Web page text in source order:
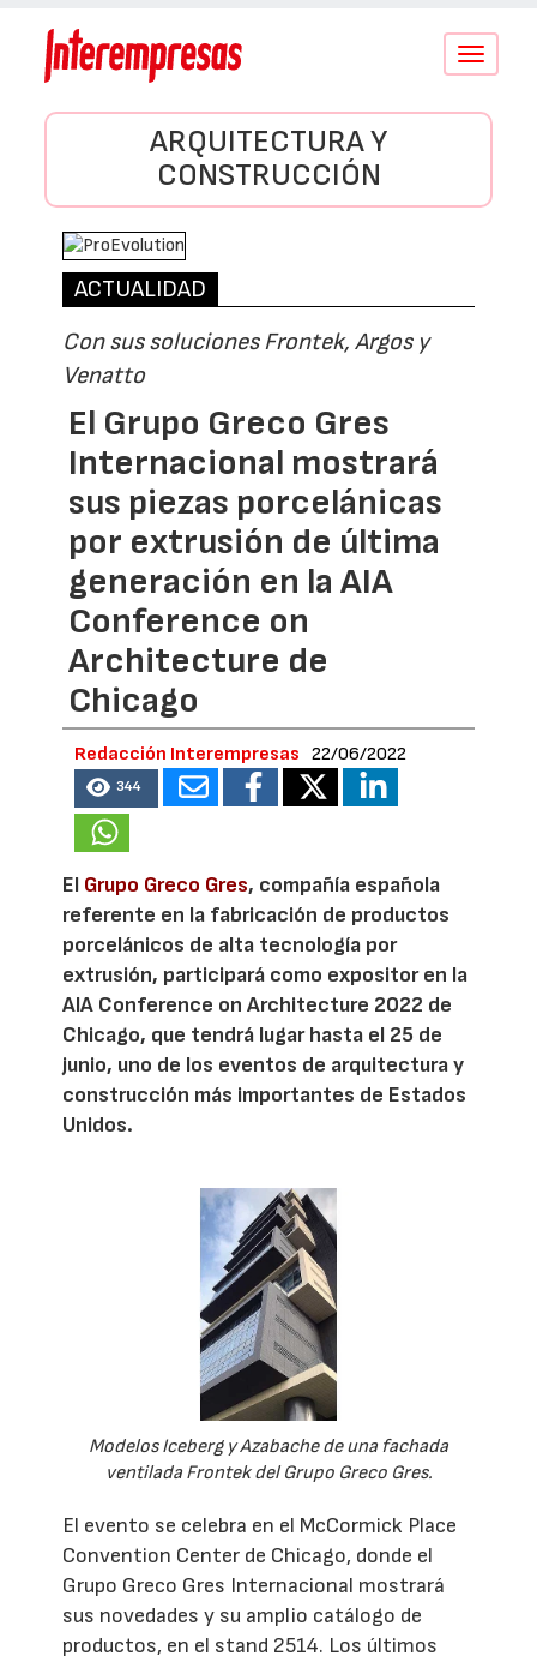
Conmutar
ARQUITECTURA Y
CONSTRUCCIÓN
ACTUALIDAD
Con sus soluciones Frontek, Argos y
Venatto
El Grupo Greco Gres
Internacional mostrará
sus piezas porcelánicas
por extrusión de última
generación en la AIA
Conference on
Architecture de
Chicago
Redacción Interempresas 22/06/2022
344
El Grupo Greco Gres, compañía española
referente en la fabricación de productos
porcelánicos de alta tecnología por
extrusión, participará como expositor en la
AIA Conference on Architecture 2022 de
Chicago, que tendrá lugar hasta el 25 de
junio, uno de los eventos de arquitectura y
construcción más importantes de Estados
Unidos.
Modelos Iceberg y Azabache de una fachada
ventilada Frontek del Grupo Greco Gres.
El evento se celebra en el McCormick Place
Convention Center de Chicago, donde el
Grupo Greco Gres Internacional mostrará
sus novedades y su amplio catálogo de
productos, en el stand 2514. Los últimos